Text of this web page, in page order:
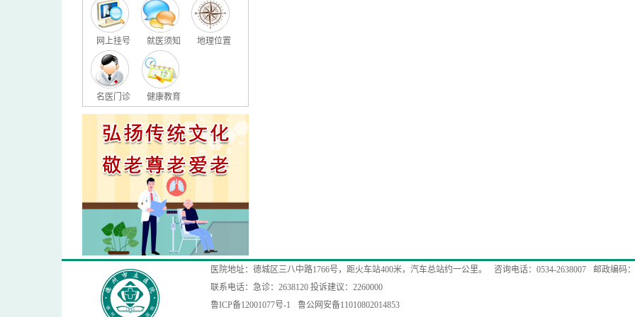
网上挂号 就医须知 地理位置
名医门诊 健康教育
医院地址：德城区三八中路1766号，距火车站400米，汽车总站约一公里。 咨询电话：0534-2638007
邮政编码
联系电话：急诊：2638120 投诉建议：2260000
鲁ICP备12001077号-1
鲁公网安备11010802014853